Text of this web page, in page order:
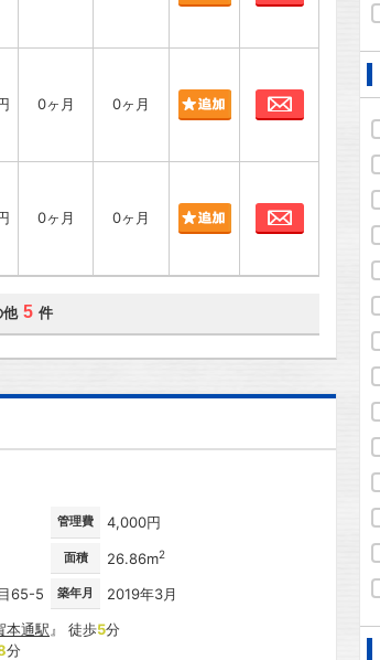
0ヶ月 0ヶ月 お問合わせ
0ヶ月 0ヶ月 お問合わせ
5 件
管理費 4,000円
面積 26.86m2
65-5 築年月 2019年3月
本通駅 』 徒歩5分
分